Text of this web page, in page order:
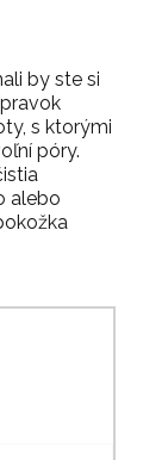
by ste si
s ktorými
póry.
alebo